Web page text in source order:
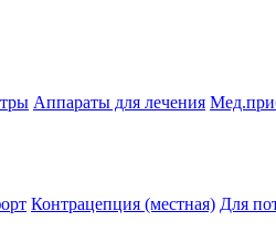
Аппараты для лечения
Контрацепция (местная) Для